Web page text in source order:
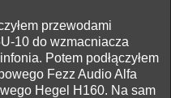
przewodami
10 do wzmacniacza
Potem podłączyłem
Fezz Audio Alfa
Hegel H160. Na sam